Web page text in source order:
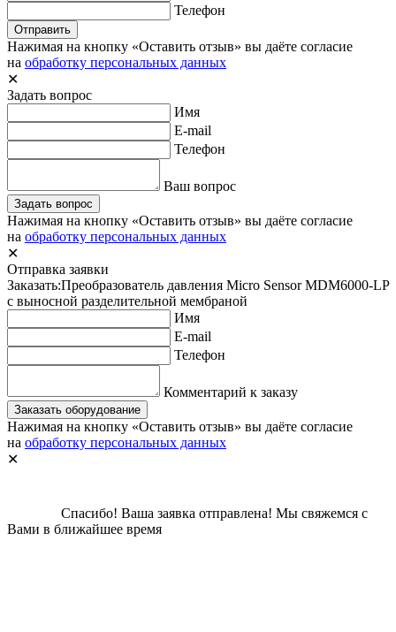
Телефон
Отправить
Нажимая на кнопку «Оставить отзыв» вы даёте согласие
на обработку персональных данных
✕
Задать вопрос
Имя
E-mail
Телефон
Ваш вопрос
Задать вопрос
Нажимая на кнопку «Оставить отзыв» вы даёте согласие
на обработку персональных данных
✕
Отправка заявки
Заказать:Преобразователь давления Micro Sensor MDM6000-LP
с выносной разделительной мембраной
Имя
E-mail
Телефон
Комментарий к заказу
Заказать оборудование
Нажимая на кнопку «Оставить отзыв» вы даёте согласие
на обработку персональных данных
✕
Спасибо! Ваша заявка отправлена! Мы свяжемся с
Вами в ближайшее время